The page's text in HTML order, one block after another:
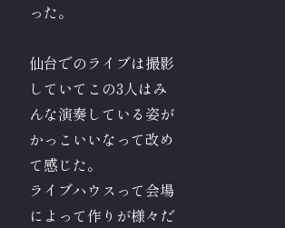
った。
仙台でのライブは撮影
していてこの3人はみ
んな演奏している姿が
かっこいいなって改め
て感じた。
ライブハウスって会場
によって作りが様々だ